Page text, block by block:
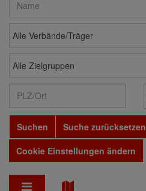
Alle Verbände/Träger
Alle Zielgruppen
Suchen
Suche zurücksetzen
Cookie Einstellungen ändern